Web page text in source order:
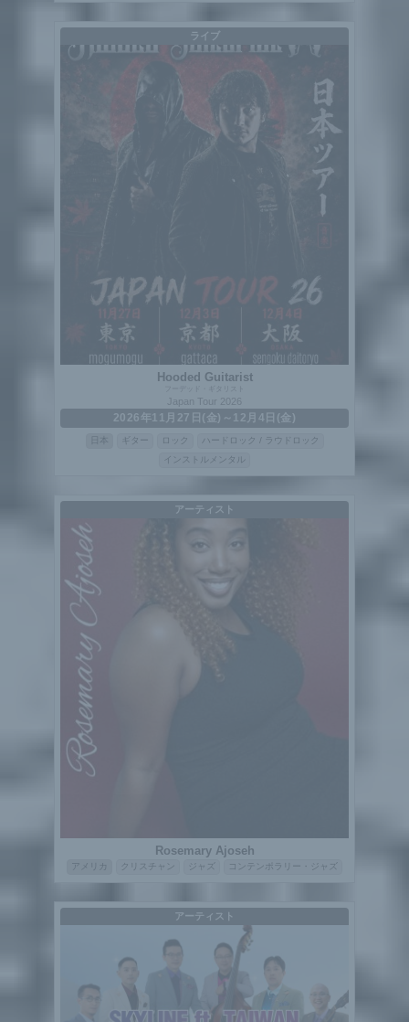
ライブ
Hooded Guitarist
フーデッド・ギタリスト
Japan Tour 2026
2026年11月27日(金)～12月4日(金)
ギター ロック
ハードロック / ラウドロック
インストルメンタル
アーティスト
Rosemary Ajoseh
アメリカ クリスチャン ジャズ コンテンポラリー・ジャズ
アーティスト